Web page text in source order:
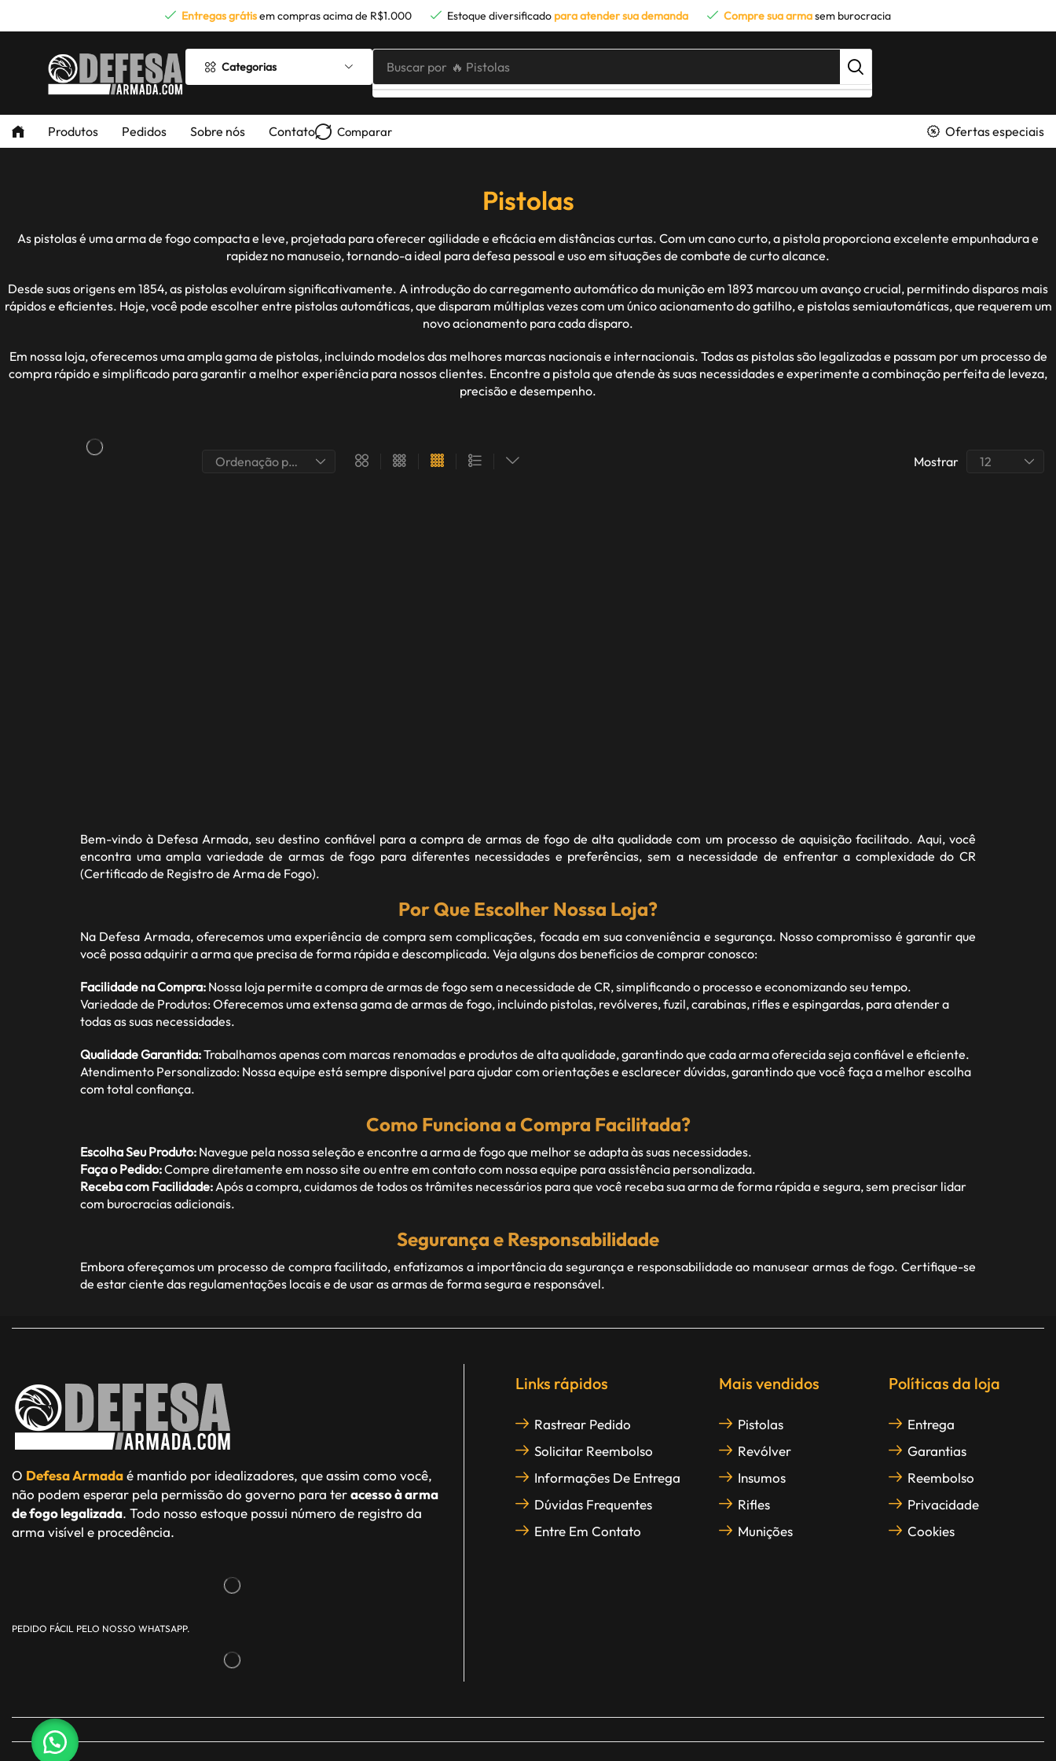
Entregas grátisem compras acima de R$1.000 Estoque diversificado para atender sua demanda Compre sua armasem burocracia
Categorias Buscar por 🔥 Pistolas
Produtos Pedidos Sobre nós Contato Comparar Ofertas especiais
Pistolas
As pistolas é uma arma de fogo compacta e leve, projetada para oferecer agilidade e eficácia em distâncias curtas. Com um cano curto, a pistola proporciona excelente empunhadura e
rapidez no manuseio, tornando-a ideal para defesa pessoal e uso em situações de combate de curto alcance.
Desde suas origens em 1854, as pistolas evoluíram significativamente. A introdução do carregamento automático da munição em 1893 marcou um avanço crucial, permitindo disparos mais
rápidos e eficientes. Hoje, você pode escolher entre pistolas automáticas, que disparam múltiplas vezes com um único acionamento do gatilho, e pistolas semiautomáticas, que requerem um
novo acionamento para cada disparo.
Em nossa loja, oferecemos uma ampla gama de pistolas, incluindo modelos das melhores marcas nacionais e internacionais. Todas as pistolas são legalizadas e passam por um processo de
compra rápido e simplificado para garantir a melhor experiência para nossos clientes. Encontre a pistola que atende às suas necessidades e experimente a combinação perfeita de leveza,
precisão e desempenho.
Mostrar
Bem-vindo à Defesa Armada, seu destino confiável para a compra de armas de fogo de alta qualidade com um processo de aquisição facilitado. Aqui, você
encontra uma ampla variedade de armas de fogo para diferentes necessidades e preferências, sem a necessidade de enfrentar a complexidade do CR
(Certificado de Registro de Arma de Fogo).
Por Que Escolher Nossa Loja?
Na Defesa Armada, oferecemos uma experiência de compra sem complicações, focada em sua conveniência e segurança. Nosso compromisso é garantir que
você possa adquirir a arma que precisa de forma rápida e descomplicada. Veja alguns dos benefícios de comprar conosco:
Facilidade na Compra: Nossa loja permite a compra de armas de fogo sem a necessidade de CR, simplificando o processo e economizando seu tempo.
Variedade de Produtos: Oferecemos uma extensa gama de armas de fogo, incluindo pistolas, revólveres, fuzil, carabinas, rifles e espingardas, para atender a
todas as suas necessidades.
Qualidade Garantida:Trabalhamos apenas com marcas renomadas e produtos de alta qualidade, garantindo que cada arma oferecida seja confiável e eficiente.
Atendimento Personalizado: Nossa equipe está sempre disponível para ajudar com orientações e esclarecer dúvidas, garantindo que você faça a melhor escolha
com total confiança.
Como Funciona a Compra Facilitada?
Escolha Seu Produto: Navegue pela nossa seleção e encontre a arma de fogo que melhor se adapta às suas necessidades.
Faça o Pedido:Compre diretamente em nosso site ou entre em contato com nossa equipe para assistência personalizada.
Receba com Facilidade: Após a compra, cuidamos de todos os trâmites necessários para que você receba sua arma de forma rápida e segura, sem precisar lidar
com burocracias adicionais.
Segurança e Responsabilidade
Embora ofereçamos um processo de compra facilitado, enfatizamos a importância da segurança e responsabilidade ao manusear armas de fogo. Certifique-se
de estar ciente das regulamentações locais e de usar as armas de forma segura e responsável.
O Defesa Armadaé mantido por idealizadores, que assim como você,
não podem esperar pela permissão do governo para teracesso à arma
de fogo legalizada. Todo nosso estoque possui número de registro da
arma visível e procedência.
PEDIDO FÁCIL PELO NOSSO WHATSAPP.
Links rápidos
Rastrear Pedido
Solicitar Reembolso
Informações De Entrega
Dúvidas Frequentes
Entre Em Contato
Mais vendidos
Pistolas
Revólver
Insumos
Rifles
Munições
Políticas da loja
Entrega
Garantias
Reembolso
Privacidade
Cookies